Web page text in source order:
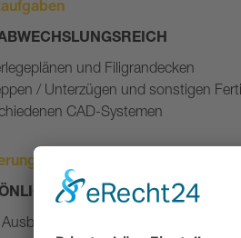
und Filigrandecken
/ Unterzügen und sonstigen
CAD-Systemen
ANFORDERUNGEN
als Bauzeichner oder eine